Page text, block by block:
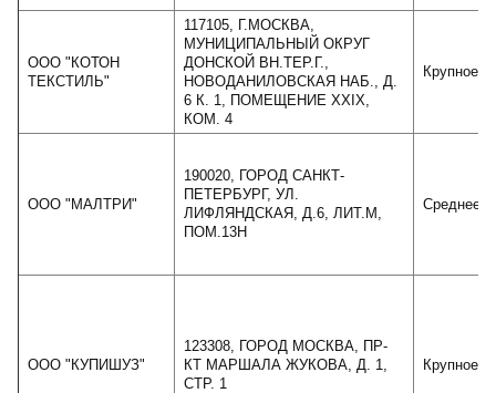
ООО "КОТОН
ТЕКСТИЛЬ"
117105, Г.МОСКВА,
МУНИЦИПАЛЬНЫЙ ОКРУГ
ДОНСКОЙ ВН.ТЕР.Г.,
НОВОДАНИЛОВСКАЯ НАБ., Д.
6 К. 1, ПОМЕЩЕНИЕ XXIX,
КОМ. 4
Крупное
ООО "МАЛТРИ"
190020, ГОРОД САНКТ-
ПЕТЕРБУРГ, УЛ.
ЛИФЛЯНДСКАЯ, Д.6, ЛИТ.М,
ПОМ.13Н
Среднее
ООО "КУПИШУЗ"
123308, ГОРОД МОСКВА, ПР-
КТ МАРШАЛА ЖУКОВА, Д. 1,
СТР. 1
Крупное